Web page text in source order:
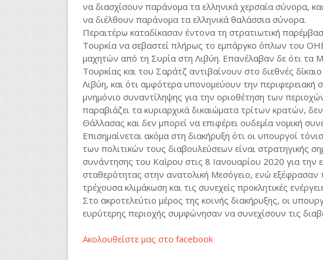
να διασχίσουν παράνομα τα ελληνικά χερσαία σύνορα,
να διέλθουν παράνομα τα ελληνικά θαλάσσια σύνορα.
Περαιτέρω καταδίκασαν έντονα τη στρατιωτική
Τουρκία να σεβαστεί πλήρως το εμπάργκο όπλων του
μαχητών από τη Συρία στη Λιβύη. Επανέλαβαν δε ότι τα
Τουρκίας και του Σαράτζ αντιβαίνουν στο διεθνές
Λιβύη, και ότι αμφότερα υπονομεύουν την περιφερειακή
μνημόνιο συναντίληψης για την οριοθέτηση των
παραβιάζει τα κυριαρχικά δικαιώματα τρίτων κρατών,
Θάλλασας και δεν μπορεί να επιφέρει ουδεμία νομική
Επισημαίνεται ακόμα στη διακήρυξη ότι οι υπουργοί
των πολιτικών τους διαβουλεύσεων είναι στρατηγικής
συνάντησης του Καΐρου στις 8 Ιανουαρίου 2020 για την
σταθερότητας στην ανατολική Μεσόγειο, ενώ εξέφρασαν
τρέχουσα κλιμάκωση και τις συνεχείς προκλητικές
Στο ακροτελεύτιο μέρος της κοινής διακήρυξης, οι
ευρύτερης περιοχής συμφώνησαν να συνεχίσουν τις
Ακολουθείστε μας στο facebook